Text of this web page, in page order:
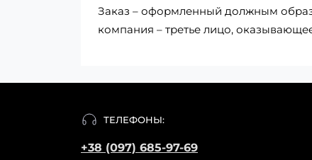
Заказ – оформленный должным
компания – третье лицо,
ТЕЛЕФОНЫ:
+38 (097) 685-97-69